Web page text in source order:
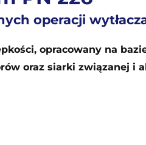
operacji
opracowany na
oraz siarki związanej i